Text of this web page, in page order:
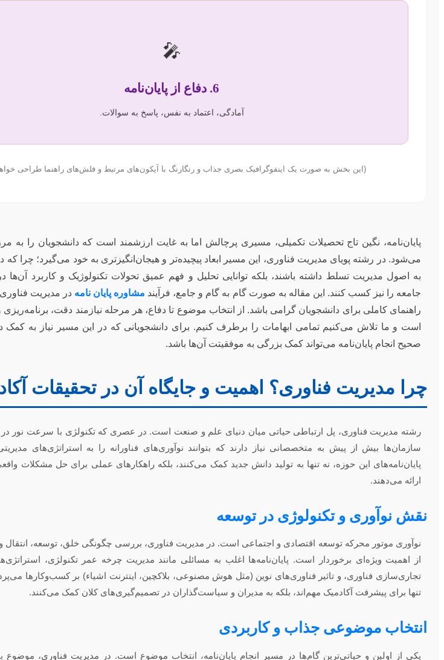
🎤
6. دفاع از پایان‌نامه
آمادگی، اعتماد به نفس، پاسخ به سوالات.
(این بخش به صورت یک اینفوگرافیک بصری جذاب و رنگارنگ با آیکون‌های مرتبط و فلش‌های راهنما طراحی
پایان‌نامه، نگین تاج تحصیلات تکمیلی، مسیری پرچالش اما به غایت ارزشمند است که دانشجویان را به
می‌شود. در رشته پویای مدیریت فناوری، این مسیر ابعاد پیچیده‌تر و هیجان‌انگیزتری به خود می‌گیرد؛ چرا که
به اصول مدیریت تسلط داشته باشند، بلکه توانایی تحلیل و فهم عمیق تحولات تکنولوژیک و کاربرد آن‌ها
جامعه را نیز کسب کنند. این مقاله به صورت گام به گام و جامع، فرآیند مشاوره پایان نامه در مدیریت
راهنمای کاملی برای دانشجویان گرامی باشد. از انتخاب موضوع تا دفاع، هر مرحله نیازمند دقت،
است و ما تلاش می‌کنیم تمامی ابهامات را برطرف کنیم. برای دانشجویانی که در این مسیر نیاز به کمک
صحیح انجام پایان‌نامه می‌تواند کمک بزرگی به موفقیتت آن‌ها باشد.
چرا مدیریت فناوری؟ اهمیت و جایگاه آن در تحقیقات
رشته مدیریت فناوری، پل ارتباطی حیاتی میان دنیای علم و صنعت است. در عصری که تکنولژی با سرعت نور
سازمان‌ها بیش از پیش به متخصصانی نیاز دارند که بتوانند نوآوری‌های فناورانه را به استراتژی‌های
پایان‌نامه‌های این حوزه، نه تنها به تولید دانش جدید کمک می‌کنند، بلکه راهکارهای عملی برای حل مشکلات
ارائه می‌دهند.
نقش نوآوری و تکنولوژی در توسعه
نوآوری موتور محرکه توسعه اقتصادی و اجتماعی است. در مدیریت فناوری، بررسی چگونگی خلق، توسعه، انتقال و
از اهمیت ویژه‌ای برخوردار است. پایان‌نامه‌ها اغلب به مسائلی مانند مدیریت چرخه عمر تکنولژی،
تجاری‌سازی فناوری، و تاثیر فناوری‌های نوین (مثل هوش مصنوعی، بلاکچین، اینترنت اشیاء) بر کسب‌وکارها
تنها برای پیشرفت آکادمیک مهم‌اند، بلکه به مدیران و سیاست‌گذاران در تصمیم‌گیری‌های کلان کمک می‌کنند.
انتخاب موضوعی جذاب و کاربردی
یکی از اولین و حیاتی‌ترین گام‌ها در مسیر انجام پایان‌نامه، انتخاب موضوع است. در مدیریت فناوری، موضوع